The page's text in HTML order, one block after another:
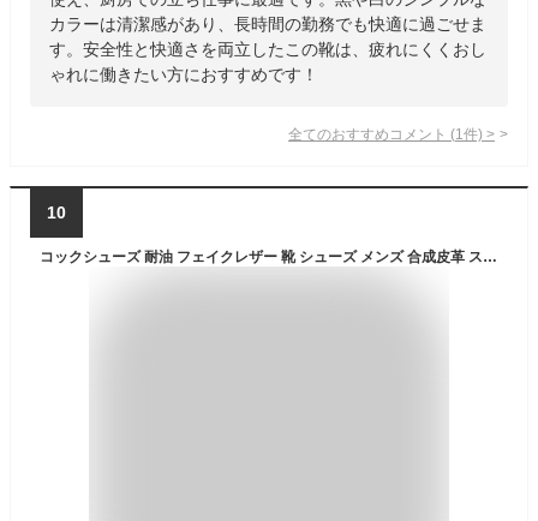
カラーは清潔感があり、長時間の勤務でも快適に過ごせま
す。安全性と快適さを両立したこの靴は、疲れにくくおし
ゃれに働きたい方におすすめです！
全てのおすすめコメント (1 件) >
10
コックシューズ 耐油 フェイクレザー 靴 シューズ メンズ 合成皮革 スリッポン 先芯無し 厨房靴 作業靴 コック靴 柔らかい 柔軟性 疲れにくい キッチン 飲食店 耐水 滑らない 軽い おしゃれ 安い 軽量 スニーカー 24.5-27cm